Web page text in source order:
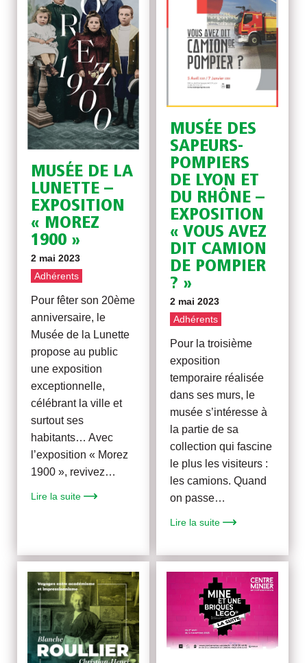
MUSÉE DE LA
LUNETTE –
EXPOSITION
« MOREZ
1900 »
2 mai 2023
Adhérents
Pour fêter son 20ème
anniversaire, le
Musée de la Lunette
propose au public
une exposition
exceptionnelle,
célébrant la ville et
surtout ses
habitants… Avec
l’exposition « Morez
1900 », revivez…
Lire la suite
MUSÉE DES
SAPEURS-
POMPIERS
DE LYON ET
DU RHÔNE –
EXPOSITION
« VOUS AVEZ
DIT CAMION
DE POMPIER
? »
2 mai 2023
Adhérents
Pour la troisième
exposition
temporaire réalisée
dans ses murs, le
musée s’intéresse à
la partie de sa
collection qui fascine
le plus les visiteurs :
les camions. Quand
on passe…
Lire la suite